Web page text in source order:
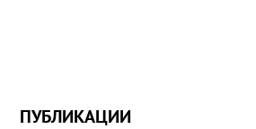
ПУБЛИКАЦИИ